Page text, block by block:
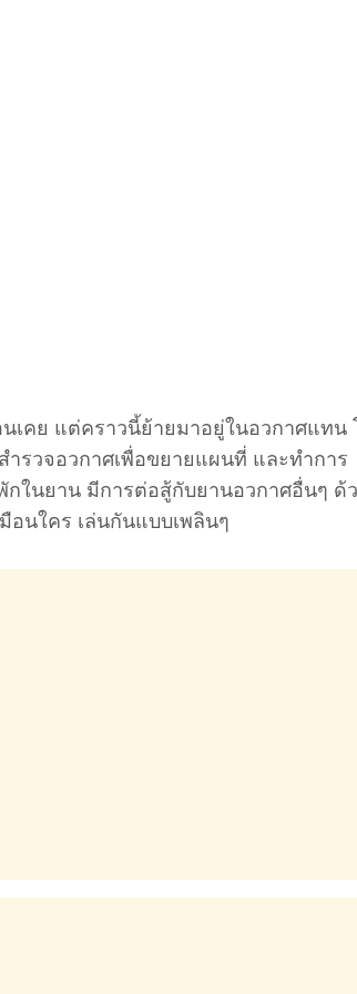
เคย แต่คราวนี้ย้ายมาอยู่ในอวกาศแทน
ำรวจอวกาศเพื่อขยายแผนที่ และทำการ
ในยาน มีการต่อสู้กับยานอวกาศอื่นๆ ด้
อนใคร เล่นกันแบบเพลินๆ